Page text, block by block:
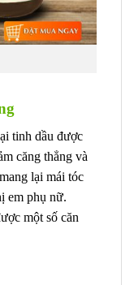
tinh dầu được
căng thẳng và
lại mái tóc
em phụ nữ.
một số căn